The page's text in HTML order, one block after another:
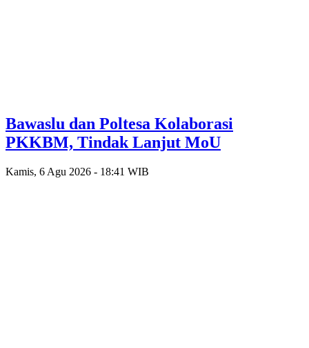
Bawaslu dan Poltesa Kolaborasi
PKKBM, Tindak Lanjut MoU
Kamis, 6 Agu 2026 - 18:41 WIB